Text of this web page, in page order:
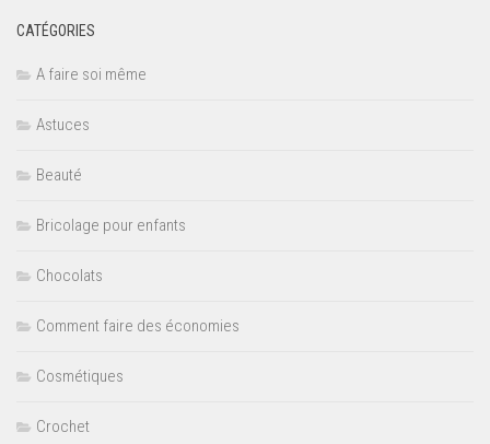
CATÉGORIES
A faire soi même
Astuces
Beauté
Bricolage pour enfants
Chocolats
Comment faire des économies
Cosmétiques
Crochet